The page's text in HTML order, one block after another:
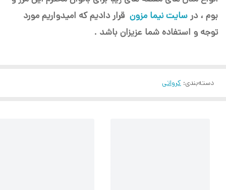
بوم ، در سایت نیما مزون قرار دادیم که امیدواریم مورد
توجه و استفاده شما عزیزان باشد .
دسته‌بندی: کرواتی